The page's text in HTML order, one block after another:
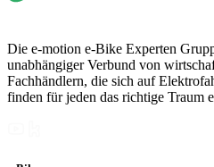
Die e-motion e-Bike Experten
unabhängiger Verbund von
Fachhändlern, die sich auf
finden für jeden das richtige Traum